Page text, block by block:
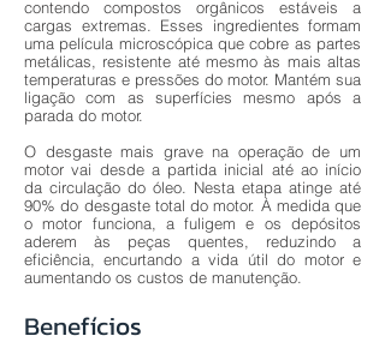
contendo compostos orgânicos estáveis ​​a
cargas extremas. Esses ingredientes formam
uma película microscópica que cobre as partes
metálicas, resistente até mesmo às mais altas
temperaturas e pressões do motor. Mantém sua
ligação com as superfícies mesmo após a
parada do motor.
O desgaste mais grave na operação de um
motor vai desde a partida inicial até ao início
da circulação do óleo. Nesta etapa atinge até
90% do desgaste total do motor. À medida que
o motor funciona, a fuligem e os depósitos
aderem às peças quentes, reduzindo a
eficiência, encurtando a vida útil do motor e
aumentando os custos de manutenção.
Benefícios